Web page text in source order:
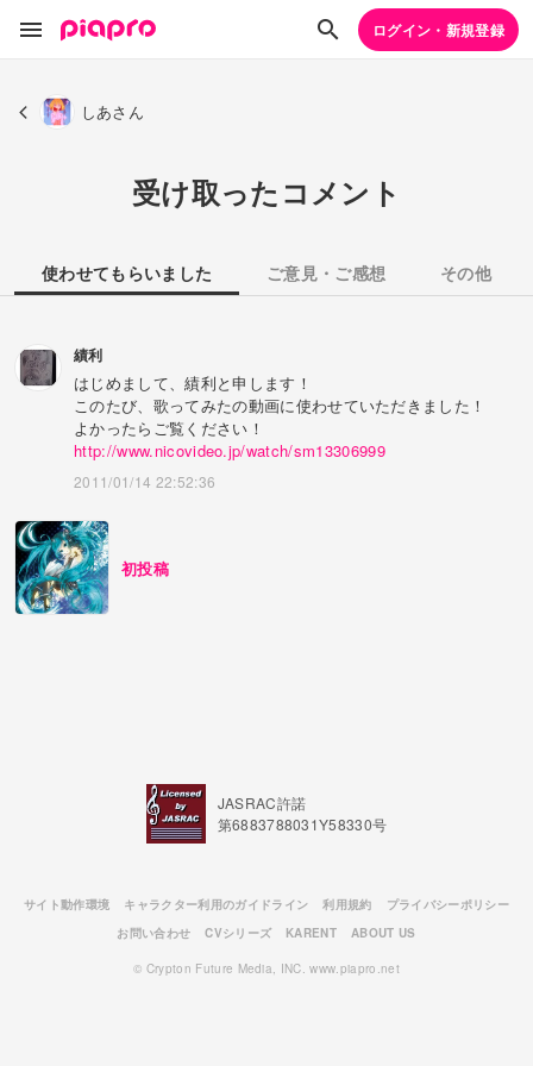
ログイン・新規登録
しあさん
受け取ったコメント
使わせてもらいました ご意見・ご感想 その他
績利
はじめまして、績利と申します！
このたび、歌ってみたの動画に使わせていただきました！
よかったらご覧ください！
http://www.nicovideo.jp/watch/sm13306999
2011/01/14 22:52:36
初投稿
JASRAC許諾
第6883788031Y58330号
サイト動作環境 キャラクター利用のガイドライン 利用規約
プライバシーポリシー
お問い合わせ
CVシリーズ KARENT ABOUT US
© Crypton Future Media, INC. www.piapro.net